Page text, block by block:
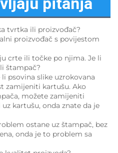
tvrtka ili proizvođač?
proizvođač s povijestom
crte ili točke po njima. Je li
štampač?
psovina slike uzrokovana
zamijeniti kartušu. Ako
možete zamijeniti
kartušu, onda znate da je
ostane uz štampač, bez
onda je to problem sa